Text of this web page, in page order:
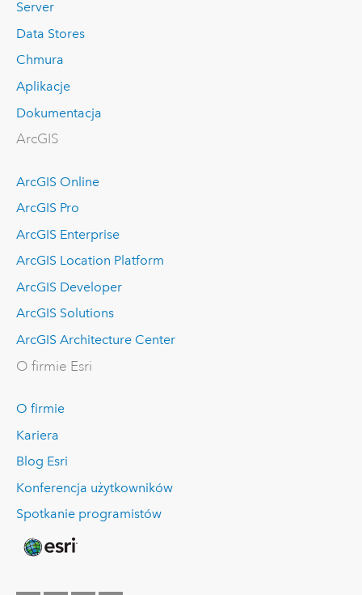
Server
Data Stores
Chmura
Aplikacje
Dokumentacja
ArcGIS
ArcGIS Online
ArcGIS Pro
ArcGIS Enterprise
ArcGIS Location Platform
ArcGIS Developer
ArcGIS Solutions
ArcGIS Architecture Center
O firmie Esri
O firmie
Kariera
Blog Esri
Konferencja użytkowników
Spotkanie programistów